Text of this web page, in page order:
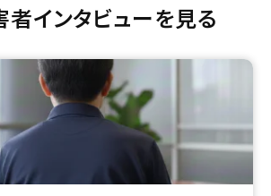
インタビューを見る